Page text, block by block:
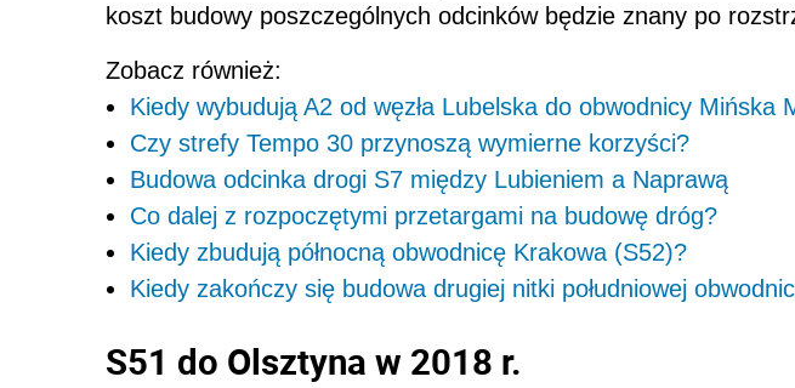
koszt budowy poszczególnych odcinków będzie znany po
Zobacz również:
Kiedy wybudują A2 od węzła Lubelska do obwodnicy Mińska
Czy strefy Tempo 30 przynoszą wymierne korzyści?
Budowa odcinka drogi S7 między Lubieniem a Naprawą
Co dalej z rozpoczętymi przetargami na budowę dróg?
Kiedy zbudują północną obwodnicę Krakowa (S52)?
Kiedy zakończy się budowa drugiej nitki południowej
S51 do Olsztyna w 2018 r.